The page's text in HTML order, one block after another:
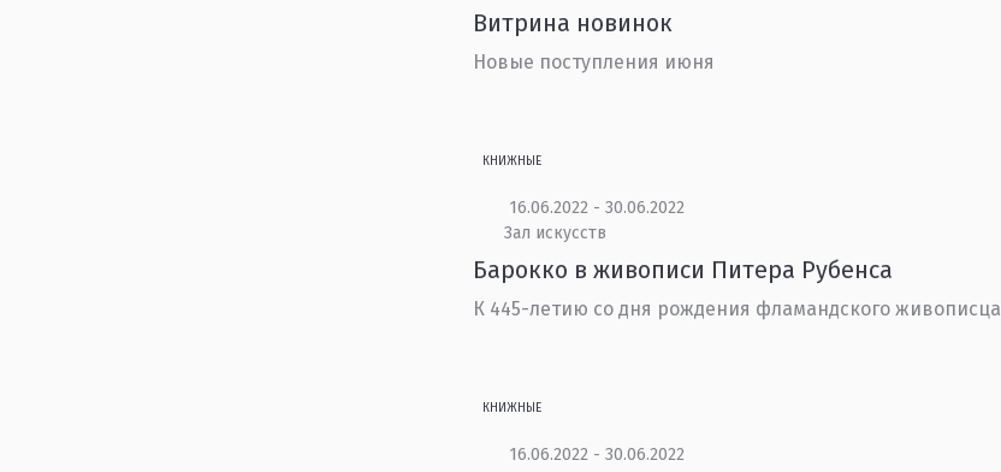
Витрина новинок
Новые поступления июня
КНИЖНЫЕ
16.06.2022 - 30.06.2022
Зал искусств
Барокко в живописи Питера Рубенса
К 445-летию со дня рождения фламандского живописца
КНИЖНЫЕ
16.06.2022 - 30.06.2022